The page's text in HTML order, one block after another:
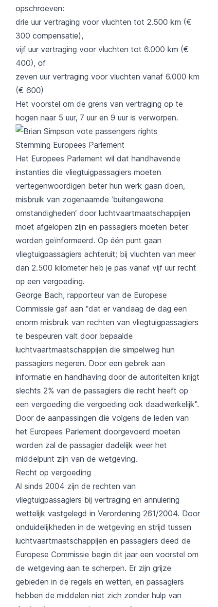
opschroeven:
drie uur vertraging voor vluchten tot 2.500 km (€
300 compensatie),
vijf uur vertraging voor vluchten tot 6.000 km (€
400), of
zeven uur vertraging voor vluchten vanaf 6.000 km
(€ 600)
Het voorstel om de grens van vertraging op te
hogen naar 5 uur, 7 uur en 9 uur is verworpen.
Stemming Europees Parlement
Het Europees Parlement wil dat handhavende
instanties die vliegtuigpassagiers moeten
vertegenwoordigen beter hun werk gaan doen,
misbruik van zogenaamde ‘buitengewone
omstandigheden’ door luchtvaartmaatschappijen
moet afgelopen zijn en passagiers moeten beter
worden geïnformeerd. Op één punt gaan
vliegtuigpassagiers achteruit; bij vluchten van meer
dan 2.500 kilometer heb je pas vanaf vijf uur recht
op een vergoeding.
George Bach, rapporteur van de Europese
Commissie gaf aan "dat er vandaag de dag een
enorm misbruik van rechten van vliegtuigpassagiers
te bespeuren valt door bepaalde
luchtvaartmaatschappijen die simpelweg hun
passagiers negeren. Door een gebrek aan
informatie en handhaving door de autoriteiten krijgt
slechts 2% van de passagiers die recht heeft op
een vergoeding die vergoeding ook daadwerkelijk".
Door de aanpassingen die volgens de leden van
het Europees Parlement doorgevoerd moeten
worden zal de passagier dadelijk weer het
middelpunt zijn van de wetgeving.
Recht op vergoeding
Al sinds 2004 zijn de rechten van
vliegtuigpassagiers bij vertraging en annulering
wettelijk vastgelegd in Verordening 261/2004. Door
onduidelijkheden in de wetgeving en strijd tussen
luchtvaartmaatschappijen en passagiers deed de
Europese Commissie begin dit jaar een voorstel om
de wetgeving aan te scherpen. Er zijn grijze
gebieden in de regels en wetten, en passagiers
hebben de middelen niet zich zonder hulp van